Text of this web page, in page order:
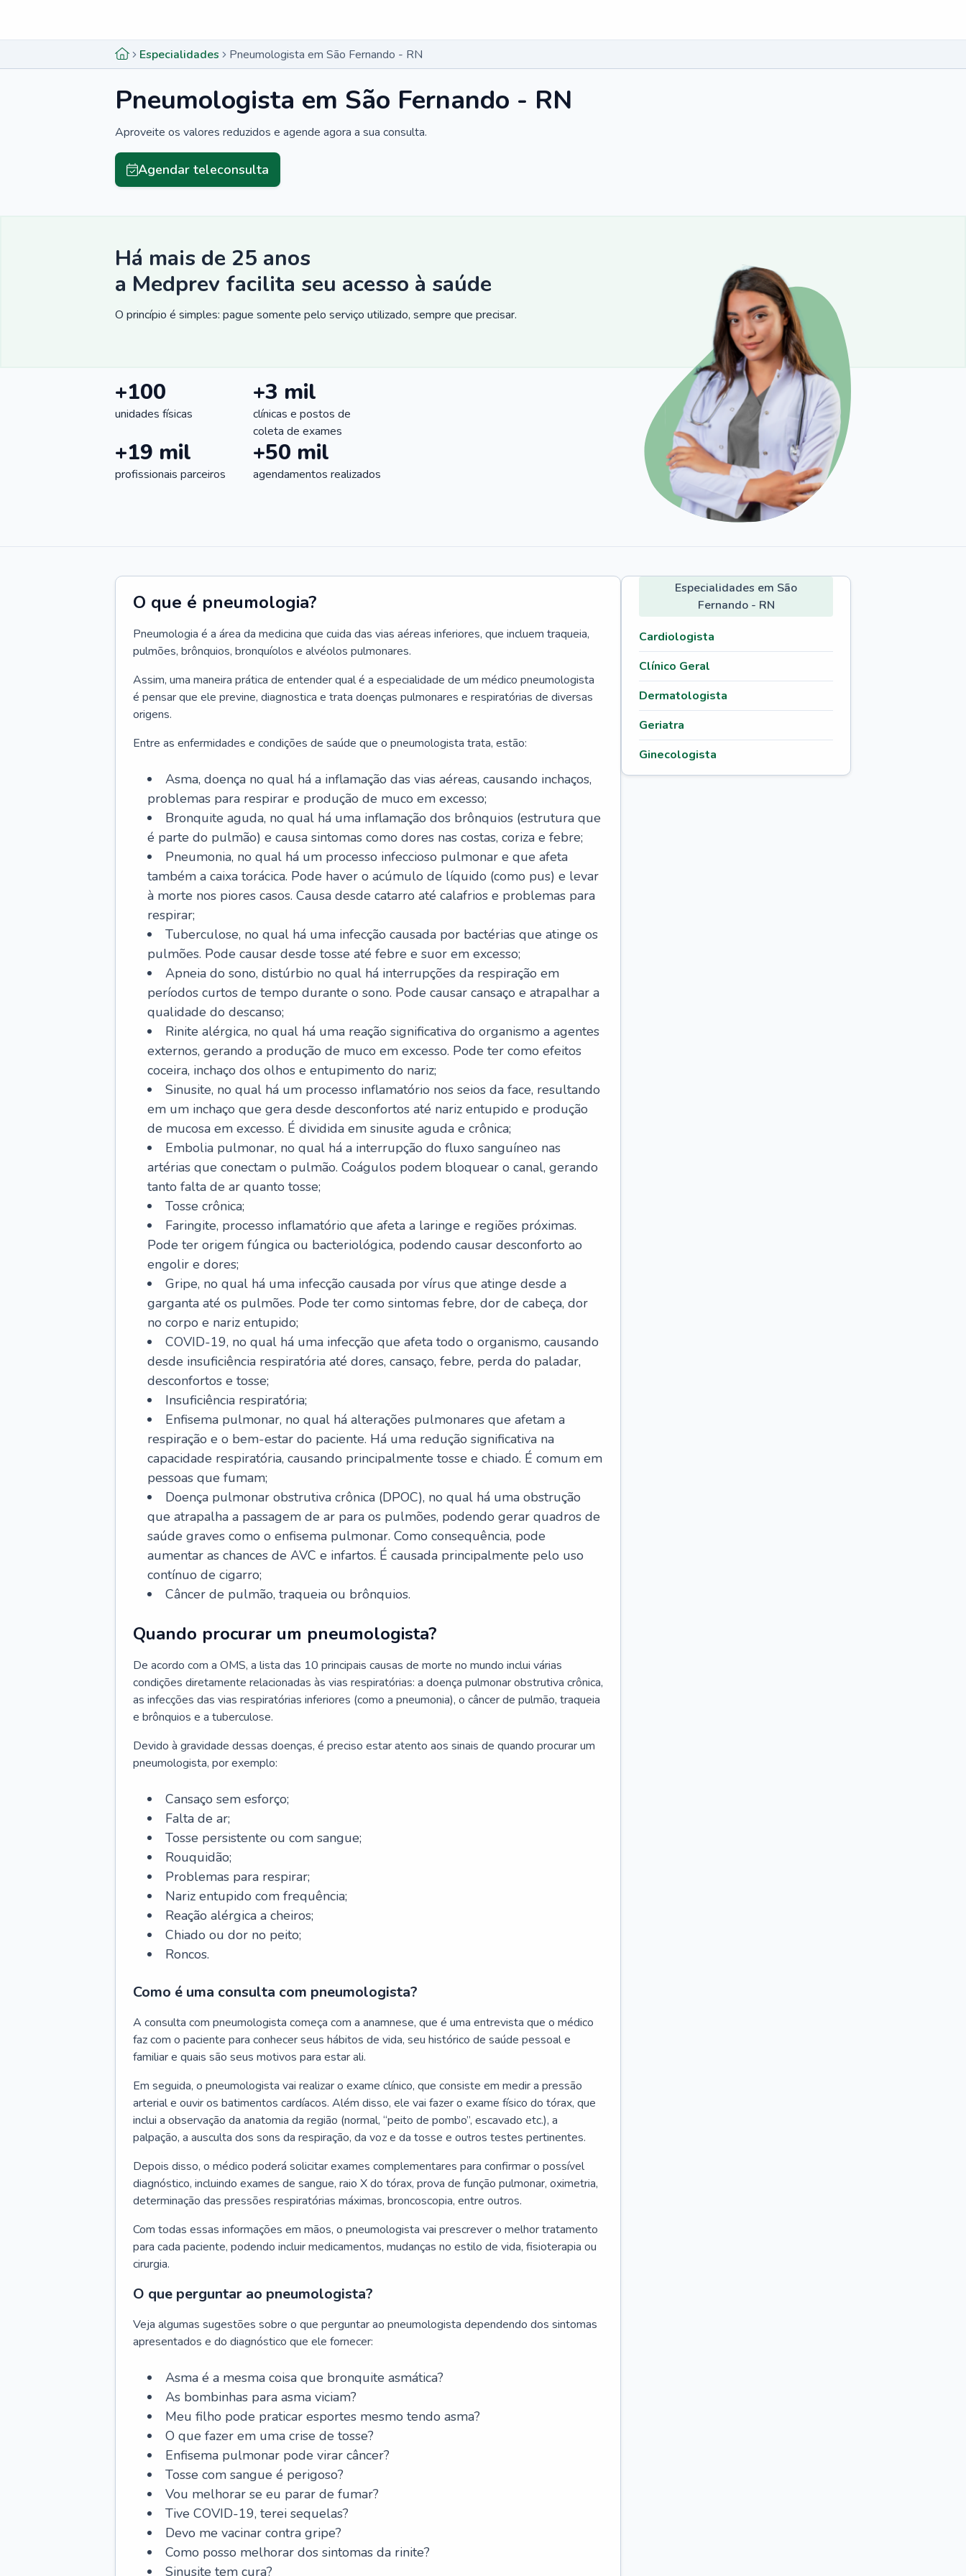
Especialidades Pneumologista em São Fernando - RN
Pneumologista em São Fernando - RN
Aproveite os valores reduzidos e agende agora a sua consulta.
Agendar teleconsulta
Há mais de 25 anos
a Medprev facilita seu acesso à saúde
O princípio é simples: pague somente pelo serviço utilizado, sempre que precisar.
+100
unidades físicas
+3 mil
clínicas e postos de
coleta de exames
+19 mil
profissionais parceiros
+50 mil
agendamentos realizados
O que é pneumologia?
Pneumologia é a área da medicina que cuida das vias aéreas inferiores, que incluem traqueia,
pulmões, brônquios, bronquíolos e alvéolos pulmonares.
Assim, uma maneira prática de entender qual é a especialidade de um médico pneumologista
é pensar que ele previne, diagnostica e trata doenças pulmonares e respiratórias de diversas
origens.
Entre as enfermidades e condições de saúde que o pneumologista trata, estão:
Asma, doença no qual há a inflamação das vias aéreas, causando inchaços,
problemas para respirar e produção de muco em excesso;
Bronquite aguda, no qual há uma inflamação dos brônquios (estrutura que
é parte do pulmão) e causa sintomas como dores nas costas, coriza e febre;
Pneumonia, no qual há um processo infeccioso pulmonar e que afeta
também a caixa torácica. Pode haver o acúmulo de líquido (como pus) e levar
à morte nos piores casos. Causa desde catarro até calafrios e problemas para
respirar;
Tuberculose, no qual há uma infecção causada por bactérias que atinge os
pulmões. Pode causar desde tosse até febre e suor em excesso;
Apneia do sono, distúrbio no qual há interrupções da respiração em
períodos curtos de tempo durante o sono. Pode causar cansaço e atrapalhar a
qualidade do descanso;
Rinite alérgica, no qual há uma reação significativa do organismo a agentes
externos, gerando a produção de muco em excesso. Pode ter como efeitos
coceira, inchaço dos olhos e entupimento do nariz;
Sinusite, no qual há um processo inflamatório nos seios da face, resultando
em um inchaço que gera desde desconfortos até nariz entupido e produção
de mucosa em excesso. É dividida em sinusite aguda e crônica;
Embolia pulmonar, no qual há a interrupção do fluxo sanguíneo nas
artérias que conectam o pulmão. Coágulos podem bloquear o canal, gerando
tanto falta de ar quanto tosse;
Tosse crônica;
Faringite, processo inflamatório que afeta a laringe e regiões próximas.
Pode ter origem fúngica ou bacteriológica, podendo causar desconforto ao
engolir e dores;
Gripe, no qual há uma infecção causada por vírus que atinge desde a
garganta até os pulmões. Pode ter como sintomas febre, dor de cabeça, dor
no corpo e nariz entupido;
COVID-19, no qual há uma infecção que afeta todo o organismo, causando
desde insuficiência respiratória até dores, cansaço, febre, perda do paladar,
desconfortos e tosse;
Insuficiência respiratória;
Enfisema pulmonar, no qual há alterações pulmonares que afetam a
respiração e o bem-estar do paciente. Há uma redução significativa na
capacidade respiratória, causando principalmente tosse e chiado. É comum em
pessoas que fumam;
Doença pulmonar obstrutiva crônica (DPOC), no qual há uma obstrução
que atrapalha a passagem de ar para os pulmões, podendo gerar quadros de
saúde graves como o enfisema pulmonar. Como consequência, pode
aumentar as chances de AVC e infartos. É causada principalmente pelo uso
contínuo de cigarro;
Câncer de pulmão, traqueia ou brônquios.
Quando procurar um pneumologista?
De acordo com a OMS, a lista das 10 principais causas de morte no mundo inclui várias
condições diretamente relacionadas às vias respiratórias: a doença pulmonar obstrutiva crônica,
as infecções das vias respiratórias inferiores (como a pneumonia), o câncer de pulmão, traqueia
e brônquios e a tuberculose.
Devido à gravidade dessas doenças, é preciso estar atento aos sinais de quando procurar um
pneumologista, por exemplo:
Cansaço sem esforço;
Falta de ar;
Tosse persistente ou com sangue;
Rouquidão;
Problemas para respirar;
Nariz entupido com frequência;
Reação alérgica a cheiros;
Chiado ou dor no peito;
Roncos.
Como é uma consulta com pneumologista?
A consulta com pneumologista começa com a anamnese, que é uma entrevista que o médico
faz com o paciente para conhecer seus hábitos de vida, seu histórico de saúde pessoal e
familiar e quais são seus motivos para estar ali.
Em seguida, o pneumologista vai realizar o exame clínico, que consiste em medir a pressão
arterial e ouvir os batimentos cardíacos. Além disso, ele vai fazer o exame físico do tórax, que
inclui a observação da anatomia da região (normal, “peito de pombo”, escavado etc.), a
palpação, a ausculta dos sons da respiração, da voz e da tosse e outros testes pertinentes.
Depois disso, o médico poderá solicitar exames complementares para confirmar o possível
diagnóstico, incluindo exames de sangue, raio X do tórax, prova de função pulmonar, oximetria,
determinação das pressões respiratórias máximas, broncoscopia, entre outros.
Com todas essas informações em mãos, o pneumologista vai prescrever o melhor tratamento
para cada paciente, podendo incluir medicamentos, mudanças no estilo de vida, fisioterapia ou
cirurgia.
O que perguntar ao pneumologista?
Veja algumas sugestões sobre o que perguntar ao pneumologista dependendo dos sintomas
apresentados e do diagnóstico que ele fornecer:
Asma é a mesma coisa que bronquite asmática?
As bombinhas para asma viciam?
Meu filho pode praticar esportes mesmo tendo asma?
O que fazer em uma crise de tosse?
Enfisema pulmonar pode virar câncer?
Tosse com sangue é perigoso?
Vou melhorar se eu parar de fumar?
Tive COVID-19, terei sequelas?
Devo me vacinar contra gripe?
Como posso melhorar dos sintomas da rinite?
Sinusite tem cura?
Especialidades em São
Fernando - RN
Cardiologista
Clínico Geral
Dermatologista
Geriatra
Ginecologista